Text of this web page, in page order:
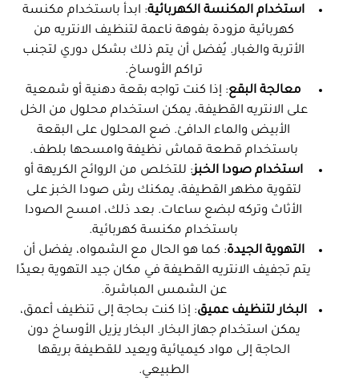
استخدام المكنسة الكهربائية: ابدأ باستخدام مكنسة
كهربائية مزودة بفوهة ناعمة لتنظيف الانتريه من
الأتربة والغبار. يُفضل أن يتم ذلك بشكل دوري لتجنب
تراكم الأوساخ.
معالجة البقع: إذا كنت تواجه بقعة دهنية أو شمعية
على الانتريه القطيفة، يمكن استخدام محلول من الخل
الأبيض والماء الدافئ. ضع المحلول على البقعة
باستخدام قطعة قماش نظيفة وامسحها بلطف.
استخدام صودا الخبز: للتخلص من الروائح الكريهة أو
لتقوية مظهر القطيفة، يمكنك رش صودا الخبز على
الأثاث وتركه لبضع ساعات. بعد ذلك، امسح الصودا
باستخدام مكنسة كهربائية.
التهوية الجيدة: كما هو الحال مع الشمواه، يفضل أن
يتم تجفيف الانتريه القطيفة في مكان جيد التهوية بعيدًا
عن الشمس المباشرة.
البخار لتنظيف عميق: إذا كنت بحاجة إلى تنظيف أعمق،
يمكن استخدام جهاز البخار. البخار يزيل الأوساخ دون
الحاجة إلى مواد كيميائية ويعيد للقطيفة بريقها
الطبيعي.